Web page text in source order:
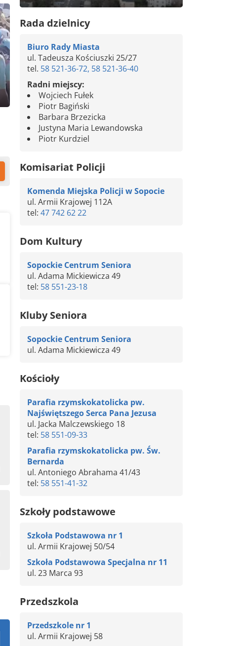
Rada dzielnicy
Biuro Rady Miasta
ul. Tadeusza Kościuszki 25/27
tel. 58 521-36-72, 58 521-36-40
Radni miejscy:
Wojciech Fułek
Piotr Bagiński
Barbara Brzezicka
Justyna Maria Lewandowska
Piotr Kurdziel
Komisariat Policji
Komenda Miejska Policji w Sopocie
ul. Armii Krajowej 112A
tel: 47 742 62 22
Dom Kultury
Sopockie Centrum Seniora
ul. Adama Mickiewicza 49
tel: 58 551-23-18
Kluby Seniora
Sopockie Centrum Seniora
ul. Adama Mickiewicza 49
Kościoły
Parafia rzymskokatolicka pw.
Najświętszego Serca Pana Jezusa
ul. Jacka Malczewskiego 18
tel: 58 551-09-33
Parafia rzymskokatolicka pw. Św.
Bernarda
ul. Antoniego Abrahama 41/43
tel: 58 551-41-32
Szkoły podstawowe
Szkoła Podstawowa nr 1
ul. Armii Krajowej 50/54
Szkoła Podstawowa Specjalna nr 11
ul. 23 Marca 93
Przedszkola
Przedszkole nr 1
ul. Armii Krajowej 58